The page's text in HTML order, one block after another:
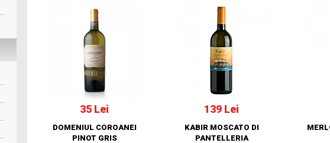
35 Lei
DOMENIUL COROANEI
PINOT GRIS
139 Lei
KABIR MOSCATO DI
PANTELLERIA